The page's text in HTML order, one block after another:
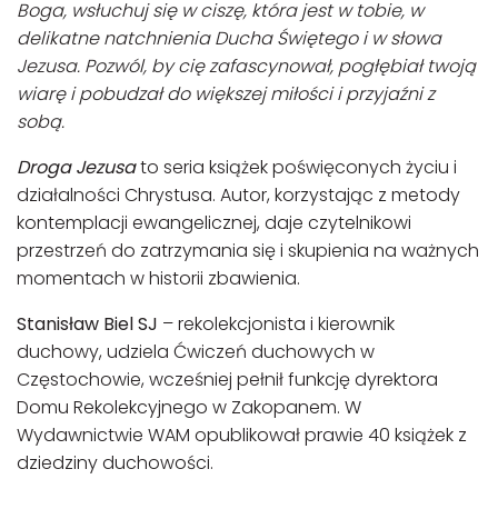
Boga, wsłuchuj się w ciszę, która jest w tobie, w
delikatne natchnienia Ducha Świętego i w słowa
Jezusa. Pozwól, by cię zafascynował, pogłębiał twoją
wiarę i pobudzał do większej miłości i przyjaźni z
sobą.
Droga Jezusato seria książek poświęconych życiu i
działalności Chrystusa. Autor, korzystając z metody
kontemplacji ewangelicznej, daje czytelnikowi
przestrzeń do zatrzymania się i skupienia na ważnych
momentach w historii zbawienia.
Stanisław Biel SJ – rekolekcjonista i kierownik
duchowy, udziela Ćwiczeń duchowych w
Częstochowie, wcześniej pełnił funkcję dyrektora
Domu Rekolekcyjnego w Zakopanem. W
Wydawnictwie WAM opublikował prawie 40 książek z
dziedziny duchowości.